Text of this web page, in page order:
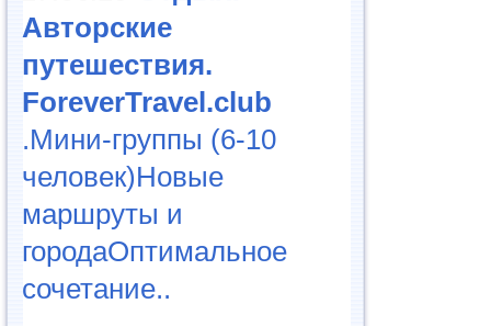
Авторские
путешествия.
ForeverTravel.club
.Мини-группы (6-10
человек)Новые
маршруты и
городаОптимальное
сочетание..